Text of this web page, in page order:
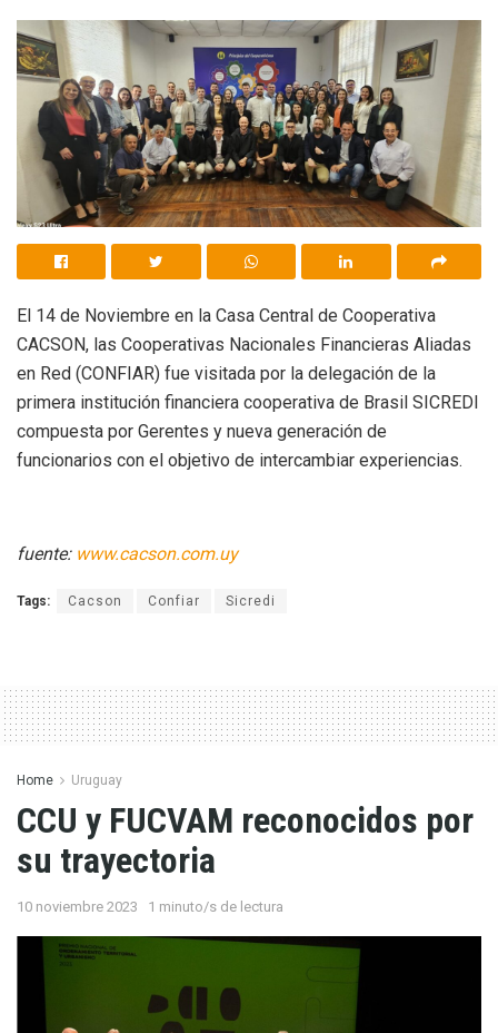
El 14 de Noviembre en la Casa Central de Cooperativa
CACSON, las Cooperativas Nacionales Financieras Aliadas
en Red (CONFIAR) fue visitada por la delegación de la
primera institución financiera cooperativa de Brasil SICREDI
compuesta por Gerentes y nueva generación de
funcionarios con el objetivo de intercambiar experiencias.
fuente: www.cacson.com.uy
Tags: Cacson Confiar Sicredi
Home Uruguay
CCU y FUCVAM reconocidos por
su trayectoria
10 noviembre 2023 1 minuto/s de lectura